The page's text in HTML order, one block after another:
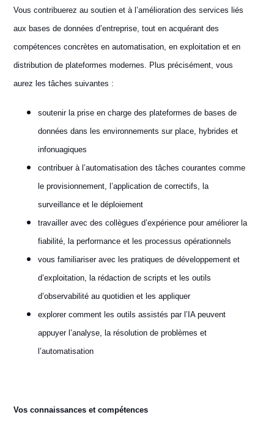
Vous contribuerez au soutien et à l’amélioration des services liés
aux bases de données d’entreprise, tout en acquérant des
compétences concrètes en automatisation, en exploitation et en
distribution de plateformes modernes. Plus précisément, vous
aurez les tâches suivantes :
soutenir la prise en charge des plateformes de bases de
données dans les environnements sur place, hybrides et
infonuagiques
contribuer à l’automatisation des tâches courantes comme
le provisionnement, l’application de correctifs, la
surveillance et le déploiement
travailler avec des collègues d’expérience pour améliorer la
fiabilité, la performance et les processus opérationnels
vous familiariser avec les pratiques de développement et
d’exploitation, la rédaction de scripts et les outils
d’observabilité au quotidien et les appliquer
explorer comment les outils assistés par l’IA peuvent
appuyer l’analyse, la résolution de problèmes et
l’automatisation
Vos connaissances et compétences